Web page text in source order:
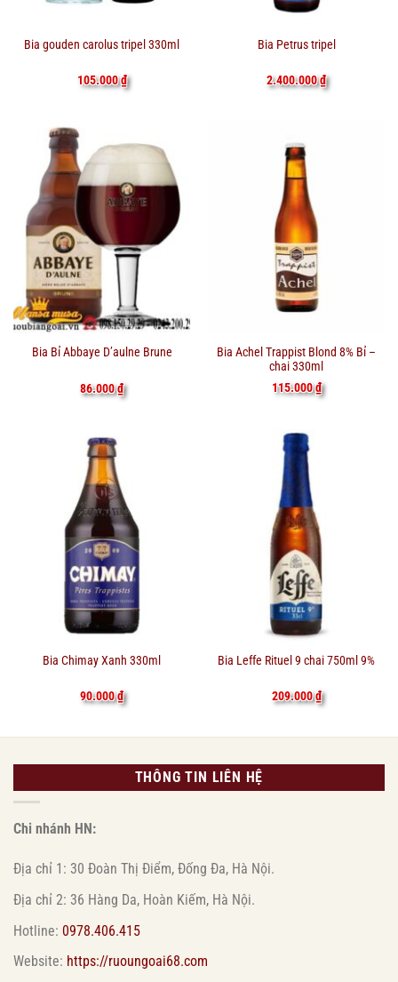
Bia gouden carolus tripel 330ml
105.000₫
Bia Petrus tripel
2.400.000₫
Bia Bỉ Abbaye D’aulne Brune
86.000₫
Bia Achel Trappist Blond 8% Bỉ –
chai 330ml
115.000₫
Bia Chimay Xanh 330ml
90.000₫
Bia Leffe Rituel 9 chai 750ml 9%
209.000₫
THÔNG TIN LIÊN HỆ
Chi nhánh HN:
Địa chỉ 1: 30 Đoàn Thị Điểm, Đống Đa, Hà Nội.
Địa chỉ 2: 36 Hàng Da, Hoàn Kiếm, Hà Nội.
Hotline: 0978.406.415
Website: https://ruoungoai68.com